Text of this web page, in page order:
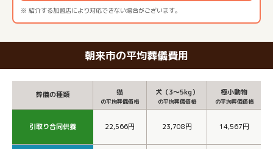
※ 紹介する加盟店により対応できない場合がございます。
朝来市の平均葬儀費用
葬儀の種類 猫
の平均葬儀価格
犬（3～5kg）
の平均葬儀価格
極小動物
の平均葬儀価格
引取り合同供養 22,566円 23,708円 14,567円